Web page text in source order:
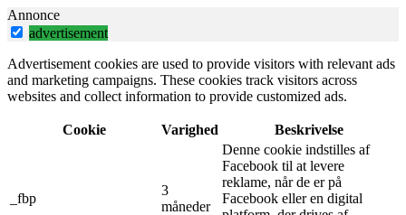
Annonce
advertisement
Advertisement cookies are used to provide visitors with relevant ads
and marketing campaigns. These cookies track visitors across
websites and collect information to provide customized ads.
Cookie Varighed Beskrivelse
_fbp
3
måneder
Denne cookie indstilles af
Facebook til at levere
reklame, når de er på
Facebook eller en digital